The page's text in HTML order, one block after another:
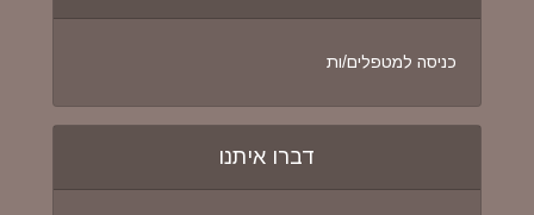
כניסה למטפלים/ות
דברו איתנו